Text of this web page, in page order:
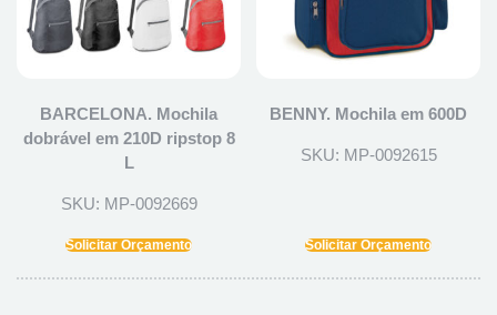
BARCELONA. Mochila
dobrável em 210D ripstop 8
L
SKU: MP-0092669
Solicitar Orçamento
BENNY. Mochila em 600D
SKU: MP-0092615
Solicitar Orçamento